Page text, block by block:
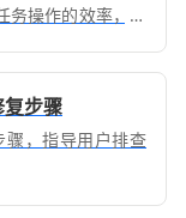
务操作的效率，优
步骤
骤，指导用户排查